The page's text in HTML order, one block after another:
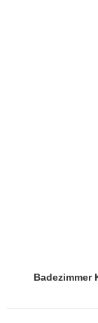
Badezimmer